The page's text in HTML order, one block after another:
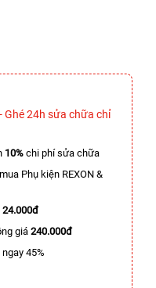
Ghé 24h sửa chữa chỉ
10% chi phí sửa chữa
Phụ kiện REXON &
24.000đ
giá240.000đ
45%